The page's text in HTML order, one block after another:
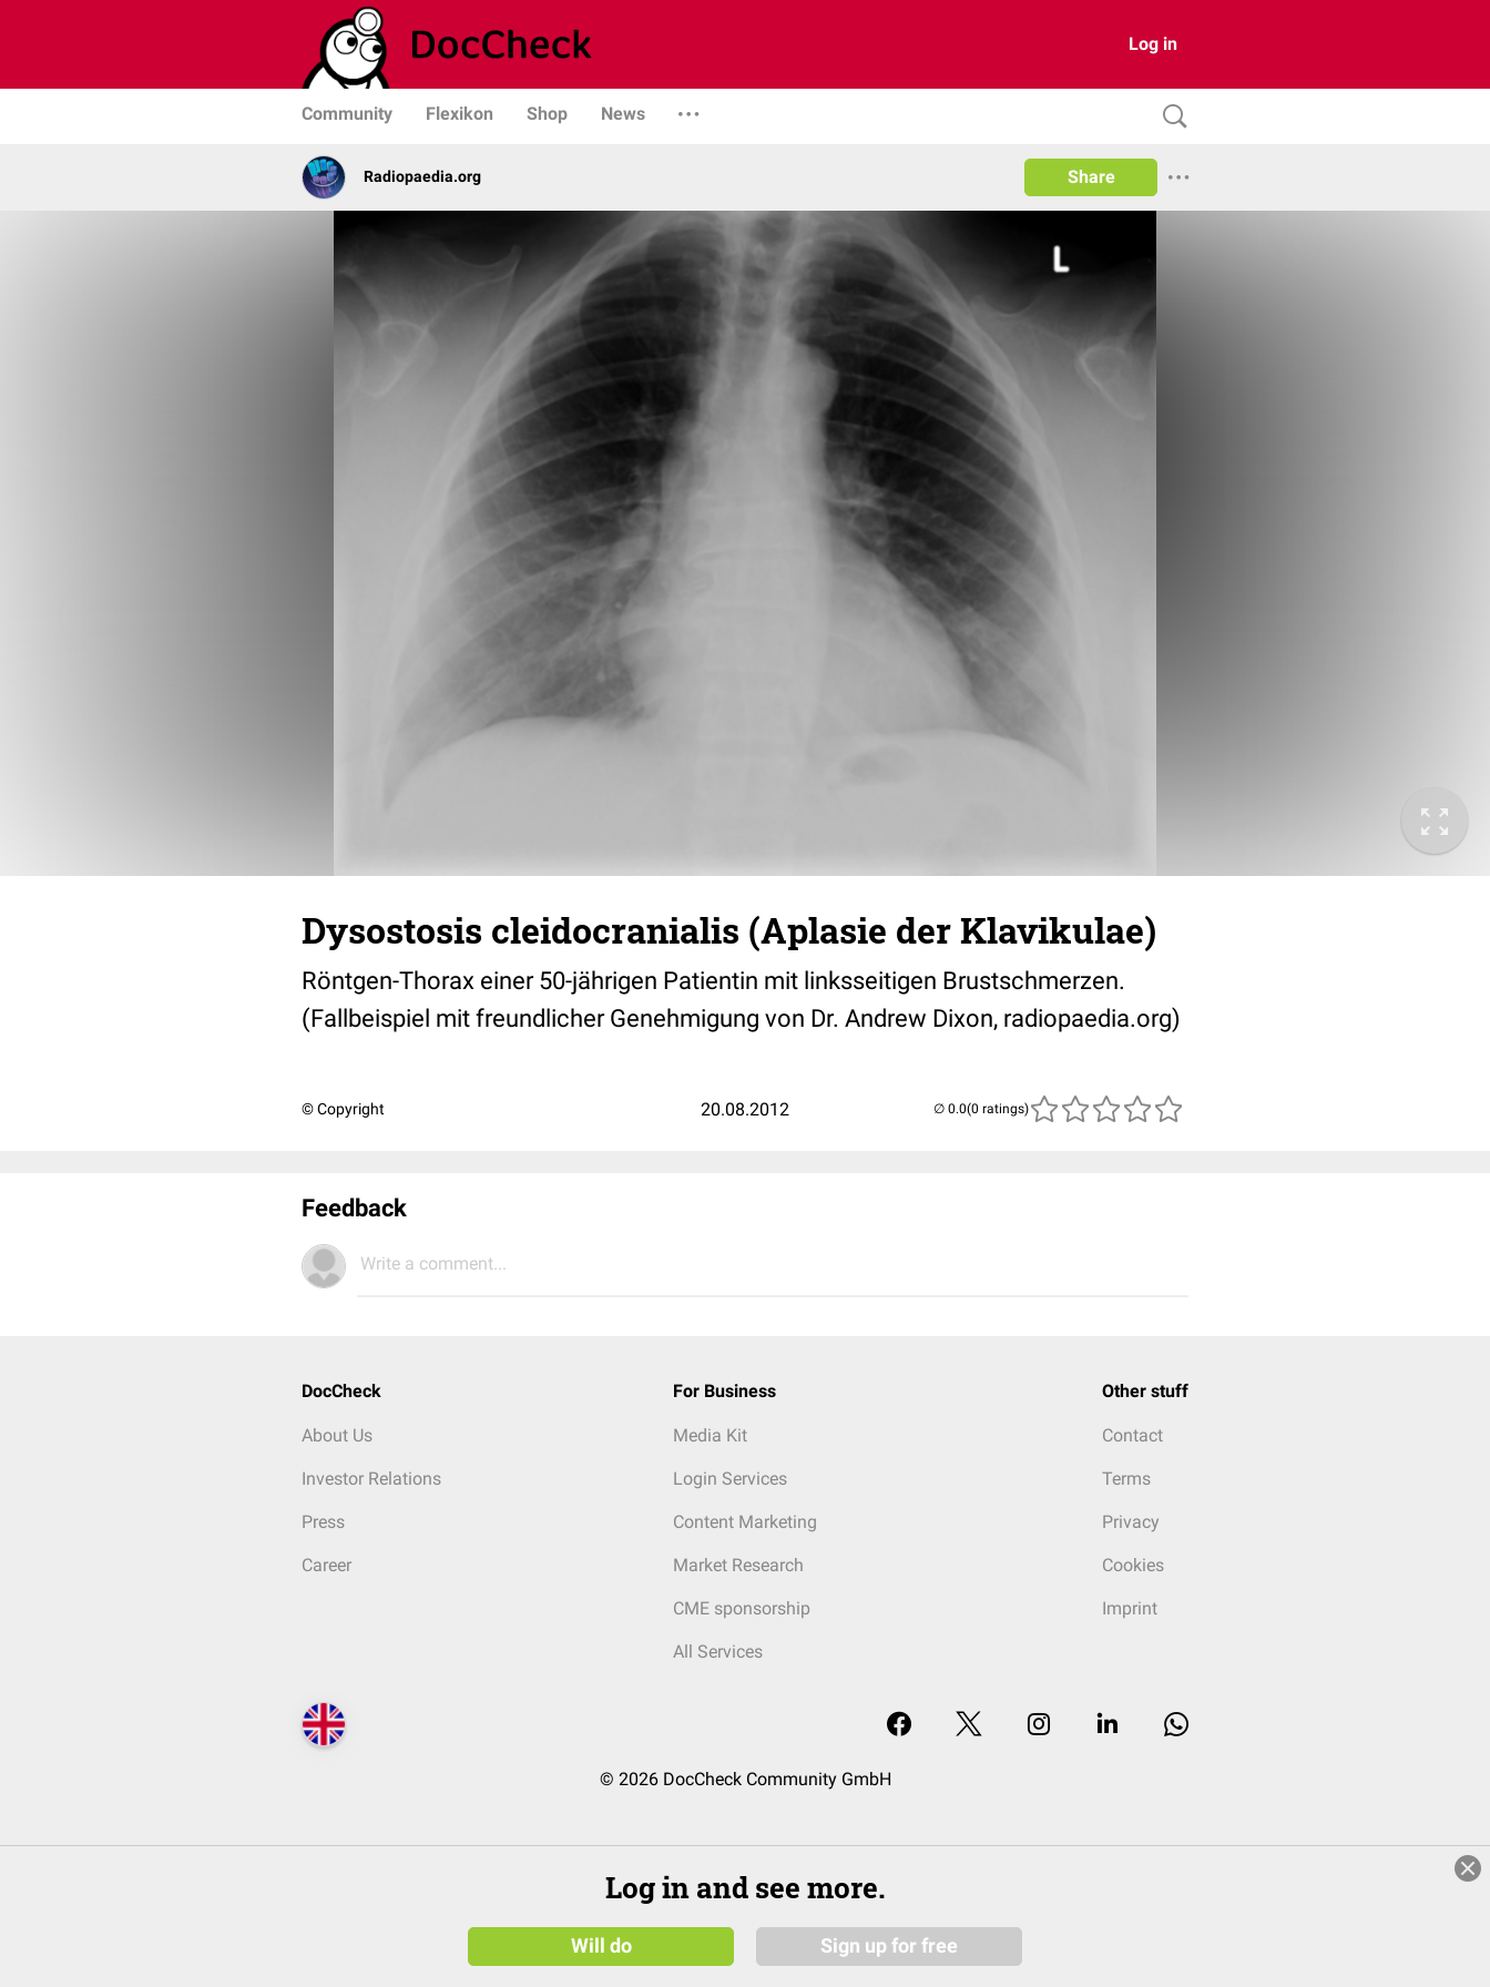
Log in
Community Flexikon Shop News
Radiopaedia.org Share
Dysostosis cleidocranialis (Aplasie der Klavikulae)
Röntgen-Thorax einer 50-jährigen Patientin mit linksseitigen Brustschmerzen.
(Fallbeispiel mit freundlicher Genehmigung von Dr. Andrew Dixon, radiopaedia.org)
© Copyright 20.08.2012 (0 ratings)
Feedback
Write a comment...
DocCheck
About Us
Investor Relations
Press
Career
For Business
Media Kit
Login Services
Content Marketing
Market Research
CME sponsorship
All Services
Other stuff
Contact
Terms
Privacy
Cookies
Imprint
© 2026 DocCheck Community GmbH
Log in and see more.
Will do Sign up for free